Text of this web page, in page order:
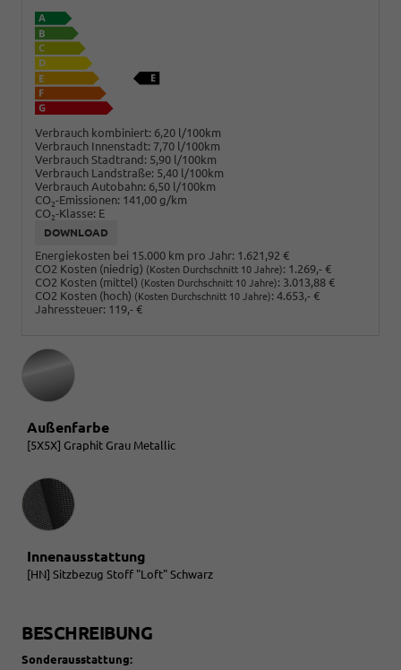
Verbrauch kombiniert: 6,20 l/100km
Verbrauch Innenstadt: 7,70 l/100km
Verbrauch Stadtrand: 5,90 l/100km
Verbrauch Landstraße: 5,40 l/100km
Verbrauch Autobahn: 6,50 l/100km
CO2-Emissionen: 141,00 g/km
CO2-Klasse: E
DOWNLOAD
Energiekosten bei 15.000 km pro Jahr: 1.621,92 €
CO2 Kosten (niedrig) (Kosten Durchschnitt 10 Jahre): 1.269,- €
CO2 Kosten (mittel) (Kosten Durchschnitt 10 Jahre): 3.013,88 €
CO2 Kosten (hoch) (Kosten Durchschnitt 10 Jahre): 4.653,- €
Jahressteuer: 119,- €
Außenfarbe
[5X5X] Graphit Grau Metallic
Innenausstattung
Innenausstattung
[HN] Sitzbezug Stoff "Loft" Schwarz
BESCHREIBUNG
Sonderausstattung: